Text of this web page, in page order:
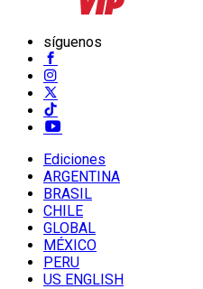
síguenos
Ediciones
ARGENTINA
BRASIL
CHILE
GLOBAL
MÉXICO
PERU
US ENGLISH